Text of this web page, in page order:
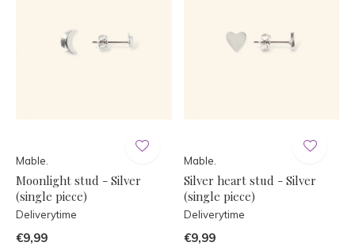
Mable.
Moonlight stud - Silver
(single piece)
Deliverytime
€9,99
Mable.
Silver heart stud - Silver
(single piece)
Deliverytime
€9,99